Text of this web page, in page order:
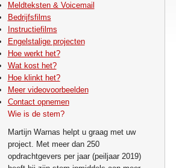
Meldteksten & Voicemail
Bedrijfsfilms
Instructiefilms
Engelstalige projecten
Hoe werkt het?
Wat kost het?
Hoe klinkt het?
Meer videovoorbeelden
Contact opnemen
Wie is de stem?
Martijn Warnas helpt u graag met uw
project. Met meer dan 250
opdrachtgevers per jaar (peiljaar 2019)